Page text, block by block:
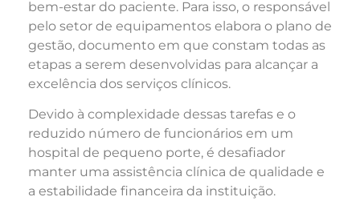
bem-estar do paciente. Para isso, o responsável
pelo setor de equipamentos elabora o plano de
gestão, documento em que constam todas as
etapas a serem desenvolvidas para alcançar a
excelência dos serviços clínicos.
Devido à complexidade dessas tarefas e o
reduzido número de funcionários em um
hospital de pequeno porte, é desafiador
manter uma assistência clínica de qualidade e
a estabilidade financeira da instituição.